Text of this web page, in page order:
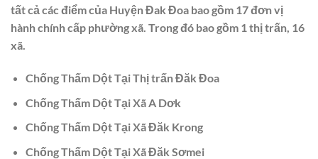
tất cả các điểm của Huyện Đak Đoa bao gồm 17 đơn vị
hành chính cấp phường xã. Trong đó bao gồm 1 thị trấn, 16
xã.
Chống Thấm Dột Tại Thị trấn Đăk Đoa
Chống Thấm Dột Tại Xã A Dơk
Chống Thấm Dột Tại Xã Đăk Krong
Chống Thấm Dột Tại Xã Đăk Sơmei